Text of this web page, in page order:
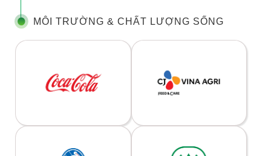
MÔI TRƯỜNG & CHẤT LƯỢNG SỐNG